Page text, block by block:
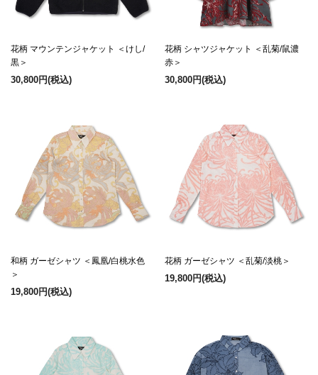
花柄 マウンテンジャケット ＜けし/
黒＞
30,800円(税込)
花柄 シャツジャケット ＜乱菊/鼠濃
赤＞
30,800円(税込)
和柄 ガーゼシャツ ＜鳳凰/白桃水色
＞
19,800円(税込)
花柄 ガーゼシャツ ＜乱菊/淡桃＞
19,800円(税込)